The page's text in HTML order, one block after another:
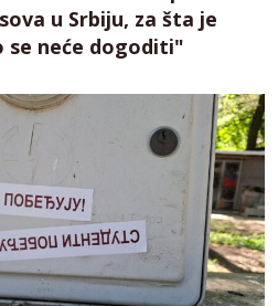
u Srbiju, za šta je
se neće dogoditi"